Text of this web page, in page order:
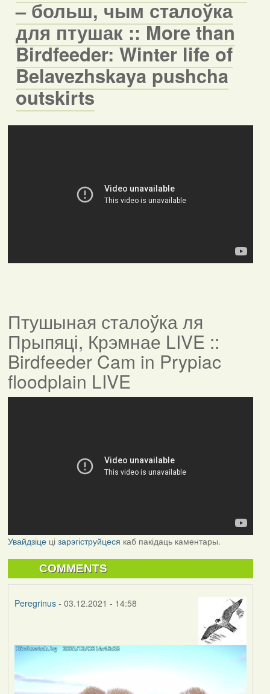
– больш, чым сталоўка
для птушак :: More than
Birdfeeder: Winter life of
Belavezhskaya pushcha
outskirts
Птушыная сталоўка ля
Прыпяці, Крэмнае LIVE ::
Birdfeeder Cam in Prypiac
floodplain LIVE
Увайдзіцеці зарэгіструйцеся каб пакідаць каментары.
COMMENTS
Peregrinus- 03.12.2021 - 14:58